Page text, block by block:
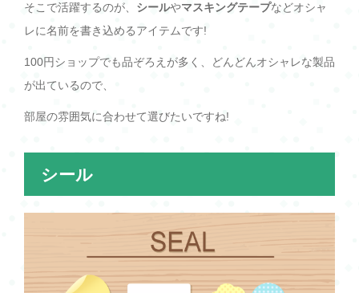
そこで活躍するのが、 シールやマスキングテープなどオシャ
レに名前を書き込めるアイテムです!
100円ショップでも品ぞろえが多く、どんどんオシャレな製品
が出ているので、
部屋の雰囲気に合わせて選びたいですね!
シール